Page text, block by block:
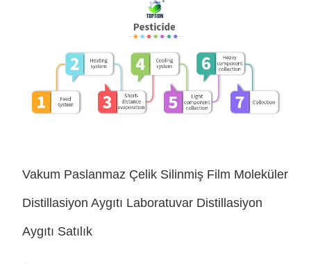
Vakum Paslanmaz Çelik Silinmiş Film Moleküler
Distillasiyon Aygıtı Laboratuvar Distillasiyon
Aygıtı Satılık